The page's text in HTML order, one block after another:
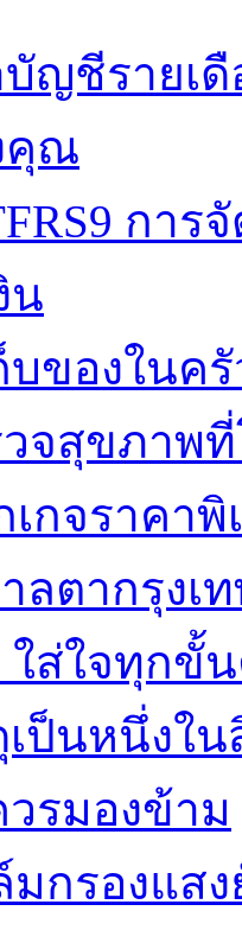
ญชีรายเ
คุณ
กา
น
บของในค
จสุขภาพ
กจราคาพิ
ลตากรุงเ
ใส่ใจทุกขั้
เป็นหนึ่งใ
รมองข้าม
กรองแส